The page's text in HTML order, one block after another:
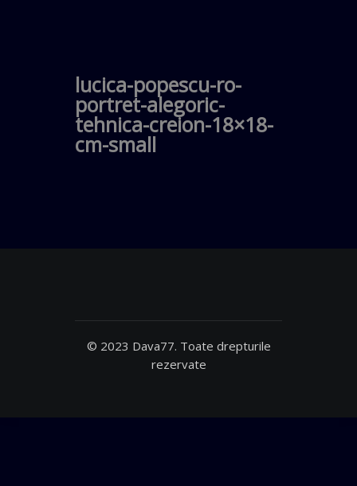
lucica-popescu-ro-
portret-alegoric-
tehnica-creion-18×18-
cm-small
© 2023 Dava77. Toate drepturile
rezervate